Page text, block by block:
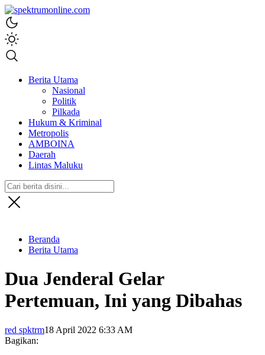
spektrumonline.com
Berita Utama
Nasional
Politik
Pilkada
Hukum & Kriminal
Metropolis
AMBOINA
Daerah
Lintas Maluku
Beranda
Berita Utama
Dua Jenderal Gelar
Pertemuan, Ini yang Dibahas
red spktrm18 April 2022 6:33 AM
Bagikan: